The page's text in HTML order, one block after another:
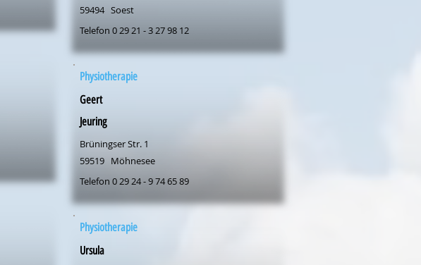
59494 Soest
Telefon 0 29 21 - 3 27 98 12
Physiotherapie
Geert
Jeuring
Brüningser Str. 1
59519 Möhnesee
Telefon 0 29 24 - 9 74 65 89
Physiotherapie
Ursula